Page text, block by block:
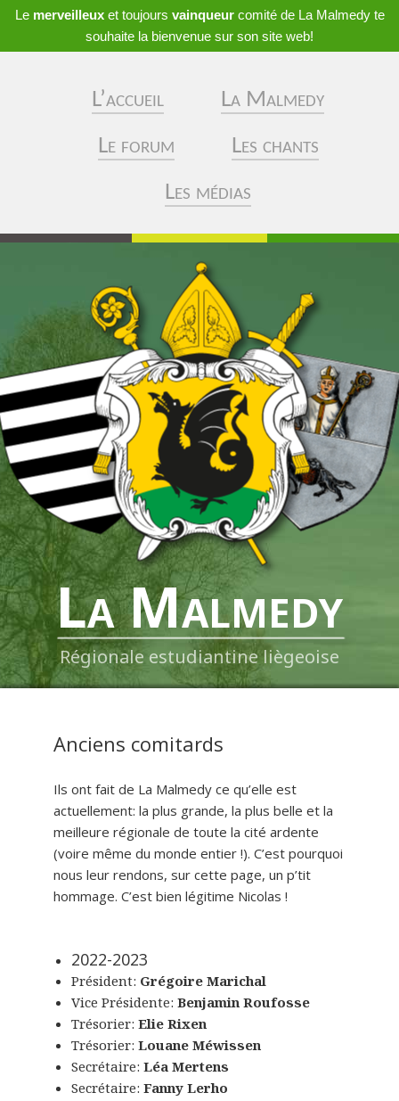
Le merveilleuxet toujours vainqueurcomité de La Malmedy te
souhaite la bienvenue sur son site web!
L’accueil
La Malmedy
Le forum
Les chants
Les médias
La Malmedy
Régionale estudiantine liègeoise
Anciens comitards
Ils ont fait de La Malmedy ce qu’elle est
actuellement: la plus grande, la plus belle et la
meilleure régionale de toute la cité ardente
(voire même du monde entier !). C’est pourquoi
nous leur rendons, sur cette page, un p’tit
hommage. C’est bien légitime Nicolas !
2022-2023
Président: Grégoire Marichal
Vice Présidente: Benjamin Roufosse
Trésorier: Elie Rixen
Trésorier: Louane Méwissen
Secrétaire: Léa Mertens
Secrétaire: Fanny Lerho